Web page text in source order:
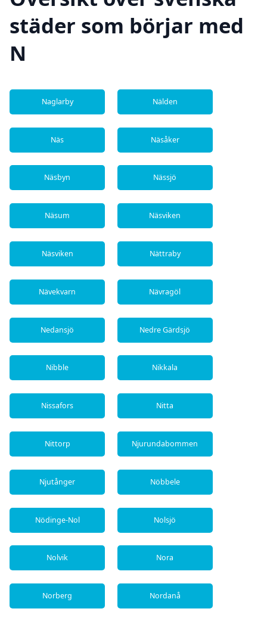
städer som börjar med
N
Naglarby Nälden
Näs Näsåker
Näsbyn Nässjö
Näsum Näsviken
Näsviken Nättraby
Nävekvarn Nävragöl
Nedansjö Nedre Gärdsjö
Nibble Nikkala
Nissafors Nitta
Nittorp Njurundabommen
Njutånger Nöbbele
Nödinge-Nol Nolsjö
Nolvik Nora
Norberg Nordanå